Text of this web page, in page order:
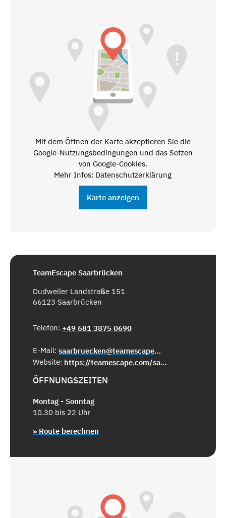
Mit dem Öffnen der Karte akzeptieren Sie die
Google-Nutzungsbedingungen und das Setzen
von Google-Cookies.
Mehr Infos: Datenschutzerklärung
Karte anzeigen
TeamEscape Saarbrücken
Dudweiler Landstraße 151
66123 Saarbrücken
Telefon: +49 681 3875 0690
E-Mail:
saarbruecken@teamescape.de
Website:
https://teamescape.com/saarbruecken/
ÖFFNUNGSZEITEN
Montag - Sonntag
10.30 bis 22 Uhr
» Route berechnen